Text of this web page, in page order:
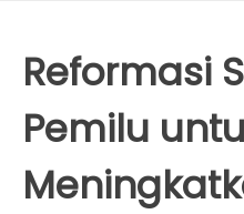
Reformasi
Pemilu